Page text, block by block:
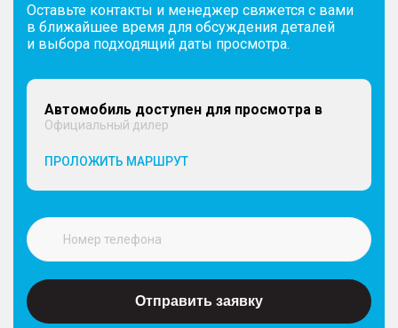
Оставьте контакты и менеджер свяжется с вами
в ближайшее время для обсуждения деталей
и выбора подходящий даты просмотра.
Автомобиль доступен для просмотра в
Официальный дилер
ПРОЛОЖИТЬ МАРШРУТ
Отправить заявку